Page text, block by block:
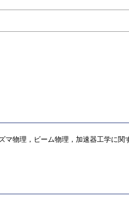
物理，ビーム物理，加速器工学に関